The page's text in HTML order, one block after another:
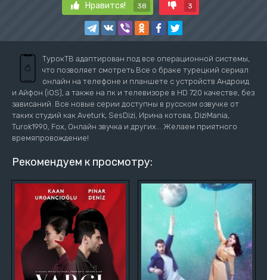
Нравится! 38 3
ТурокТВ адаптирован под все операционной системы,
что позволяет смотреть Все о браке турецкий сериал
онлайн на телефоне и планшете с устройств Андроид
и Айфон (iOS), а также на пк и телевизоре в HD 720 качестве, без
зависаний. Все новые серии доступны в русском озвучке от
таких студий как Aveturk, SesDizi, Ирина котова, DiziMania,
Turok1990, Fox, Онлайн звучка и других... Желаем приятного
времяпровождение!
Рекомендуем к просмотру: